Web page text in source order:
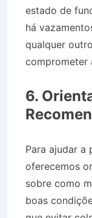
estado de
há
qualquer
comprometer
6.
Para ajudar a
oferecemos
sobre como
boas